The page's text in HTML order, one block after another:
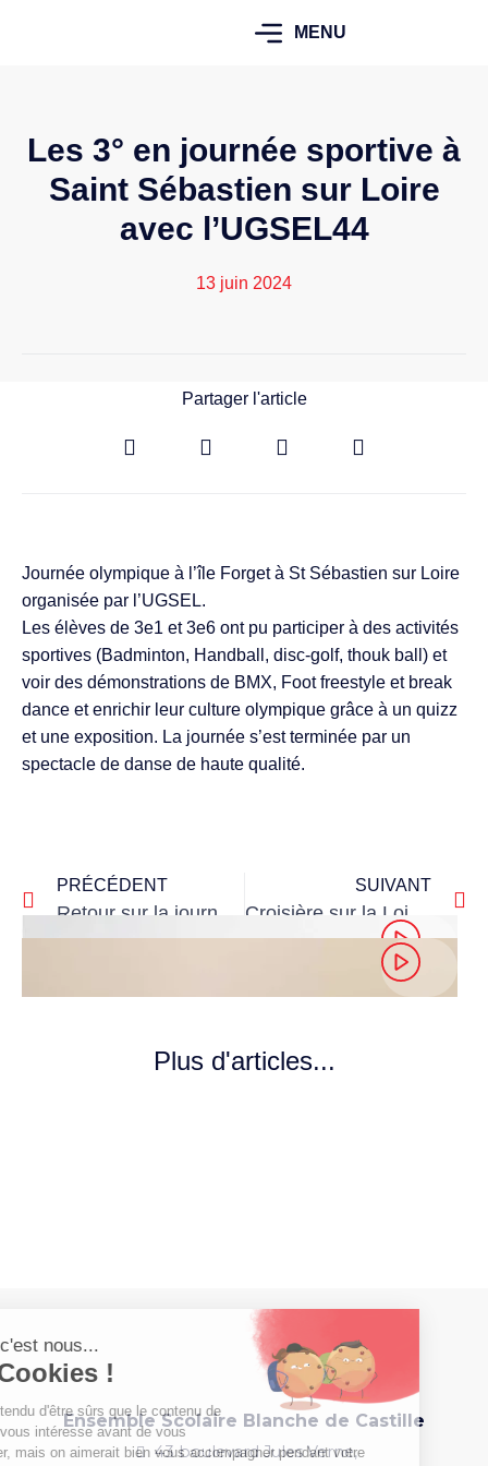
MENU
Les 3° en journée sportive à
Saint Sébastien sur Loire
avec l’UGSEL44
13 juin 2024
Partager l'article
Journée olympique à l’île Forget à St Sébastien sur Loire
organisée par l’UGSEL.
Les élèves de 3e1 et 3e6 ont pu participer à des activités
sportives (Badminton, Handball, disc-golf, thouk ball) et
voir des démonstrations de BMX, Foot freestyle et break
dance et enrichir leur culture olympique grâce à un quizz
et une exposition. La journée s’est terminée par un
spectacle de danse de haute qualité.
PRÉCÉDENT SUIVANT
Plus d'articles...
Ensemble Scolaire Blanche de Castille
43 boulevard Jules Verne,